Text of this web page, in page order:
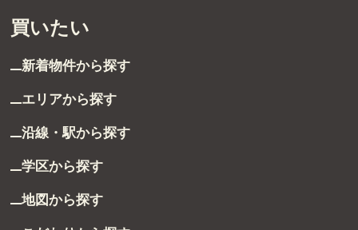
買いたい
新着物件から探す
エリアから探す
沿線・駅から探す
学区から探す
地図から探す
購入までの流れ
無料会員登録サービス
TOHO HOUSE CLUB
会社紹介